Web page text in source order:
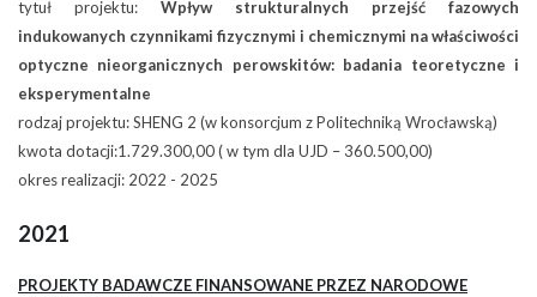
tytuł projektu: Wpływ strukturalnych przejść fazowych
indukowanych czynnikami fizycznymi i chemicznymi na właściwości
optyczne nieorganicznych perowskitów: badania teoretyczne i
eksperymentalne
rodzaj projektu: SHENG 2 (w konsorcjum z Politechniką Wrocławską)
kwota dotacji:1.729.300,00 ( w tym dla UJD – 360.500,00)
okres realizacji: 2022 - 2025
2021
PROJEKTY BADAWCZE FINANSOWANE PRZEZ NARODOWE